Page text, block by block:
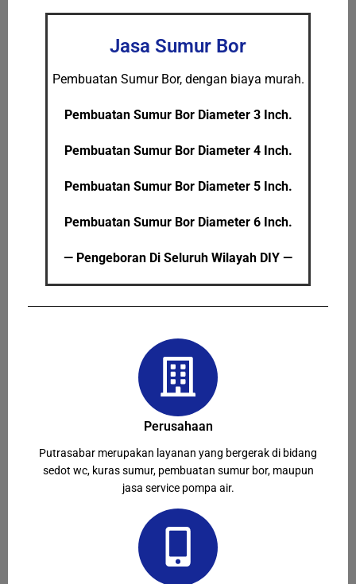
Jasa Sumur Bor
Pembuatan Sumur Bor, dengan biaya murah.
Pembuatan Sumur Bor Diameter 3 Inch.
Pembuatan Sumur Bor Diameter 4 Inch.
Pembuatan Sumur Bor Diameter 5 Inch.
Pembuatan Sumur Bor Diameter 6 Inch.
— Pengeboran Di Seluruh Wilayah DIY —
Perusahaan
Putrasabar merupakan layanan yang bergerak di bidang
sedot wc, kuras sumur, pembuatan sumur bor, maupun
jasa service pompa air.